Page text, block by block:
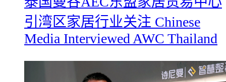
引湾区家居行业关注 Chinese
Media Interviewed AWC Thailand